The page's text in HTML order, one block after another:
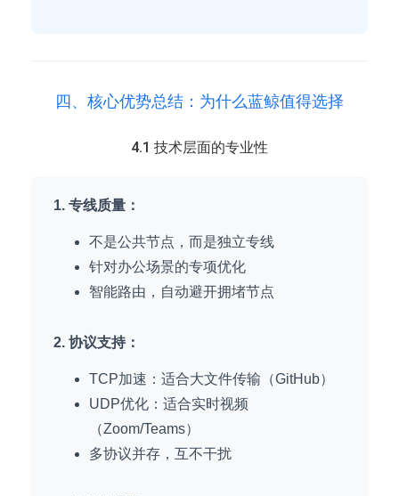
四、核心优势总结：为什么蓝鲸值得选择
4.1 技术层面的专业性
1. 专线质量：
不是公共节点，而是独立专线
针对办公场景的专项优化
智能路由，自动避开拥堵节点
2. 协议支持：
TCP加速：适合大文件传输（GitHub）
UDP优化：适合实时视频
（Zoom/Teams）
多协议并存，互不干扰